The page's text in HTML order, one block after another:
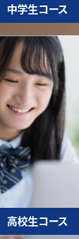
中学生コース
高校生コース